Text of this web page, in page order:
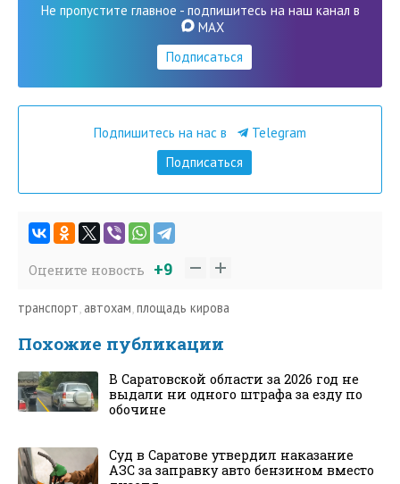
Не пропустите главное - подпишитесь на наш канал в
MAX
Подписаться
Подпишитесь на нас в
Telegram
Подписаться
Оцените новость +9
транспорт, автохам,площадь кирова
Похожие публикации
В Саратовской области за 2026 год не
выдали ни одного штрафа за езду по
обочине
Суд в Саратове утвердил наказание
АЗС за заправку авто бензином вместо